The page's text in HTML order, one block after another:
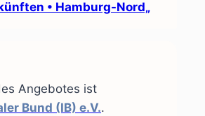
• Hamburg-Nord„
Angebotes ist
Bund (IB) e.V..